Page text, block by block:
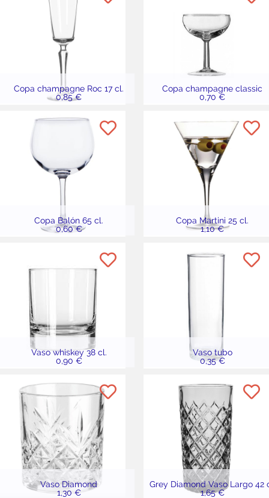
Copa champagne Roc 17 cl.
0,85 €
Copa champagne classic
0,70 €
Copa Balón 65 cl.
0,60 €
Copa Martini 25 cl.
1,10 €
Vaso whiskey 38 cl.
0,90 €
Vaso tubo
0,35 €
Vaso Diamond
1,30 €
Grey Diamond Vaso Largo 42
1,65 €